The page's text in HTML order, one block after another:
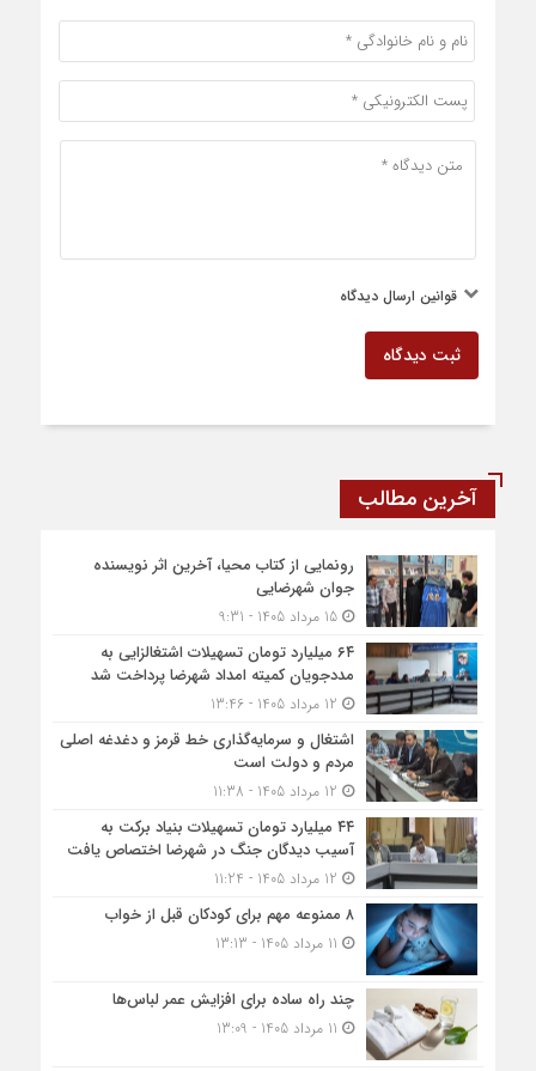
قوانین ارسال دیدگاه
ثبت دیدگاه
آخرین مطالب
رونمایی از کتاب محیا، آخرین اثر نویسنده
جوان شهرضایی
15 مرداد 1405 - 9:31
۶۴ میلیارد تومان تسهیلات اشتغالزایی به
مددجویان کمیته امداد شهرضا پرداخت شد
اشتغال و سرمایه‌گذاری خط قرمز و دغدغه اصلی
مردم و دولت است
۴۴ میلیارد تومان تسهیلات بنیاد برکت به
آسیب دیدگان جنگ در شهرضا اختصاص یافت
۸ ممنوعه مهم برای کودکان قبل از خواب
چند راه ساده برای افزایش عمر لباس‌ها